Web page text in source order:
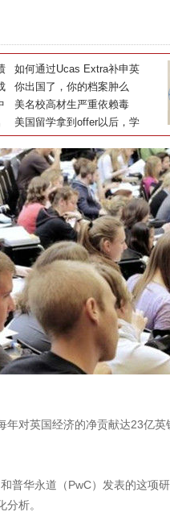
如何通过Ucas Extra补申英
国大学全解析
你出国了，你的档案肿么
办？
美名校高材生严重依赖毒
品，校园毒品泛滥的背后
美国留学拿到offer以后，学
费怎么交
对英国经济的净贡献达23亿英
华永道（PwC）发表的这项
析。